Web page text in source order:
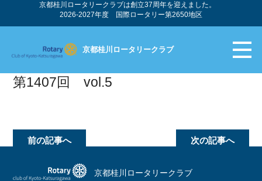
京都桂川ロータリークラブは創立37周年を迎えました。
2026-2027年度 国際ロータリー第2650地区
京都桂川ロータリークラブ
第1407回 vol.5
前の記事へ 次の記事へ
京都桂川ロータリークラブ